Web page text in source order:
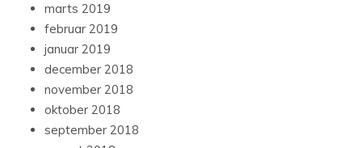
marts 2019
februar 2019
januar 2019
december 2018
november 2018
oktober 2018
september 2018